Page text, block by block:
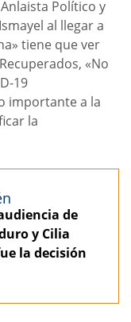
Político y
al llegar a
tiene que ver
«No
19
importante a la
la
de
y Cilia
la decisión